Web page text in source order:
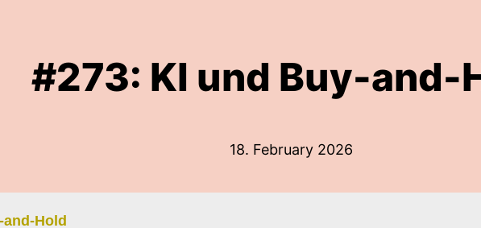
#273: KI und Buy-and-
18. February 2026
Hold